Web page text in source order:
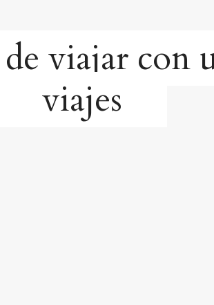
viajar con
viajes